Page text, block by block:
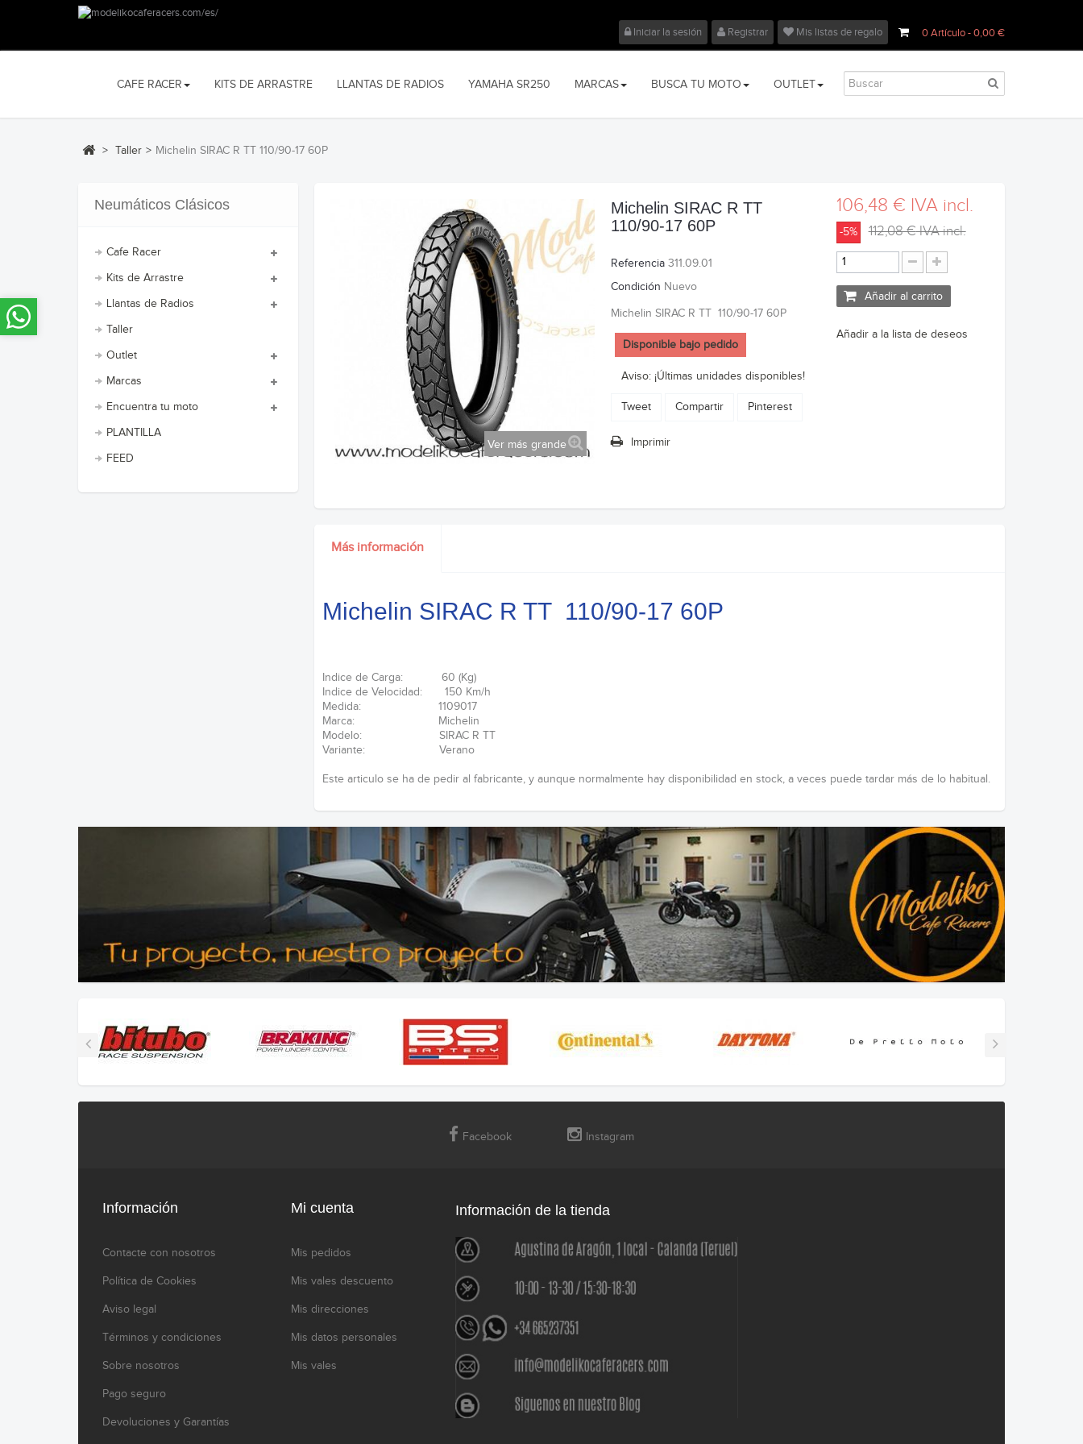
0Artículo- 0,00 €
Iniciar la sesión Registrar Mis listas de regalo
CAFE RACER KITS DE ARRASTRE LLANTAS DE RADIOS YAMAHA SR250 MARCAS BUSCA TU MOTO OUTLET
> Taller > Michelin SIRAC R TT 110/90-17 60P
Neumáticos Clásicos
Cafe Racer
Kits de Arrastre
Llantas de Radios
Taller
Outlet
Marcas
Encuentra tu moto
PLANTILLA
FEED
Ver más grande
Michelin SIRAC R TT
110/90-17 60P
Referencia 311.09.01
Condición Nuevo
Michelin SIRAC R TT 110/90-17 60P
Disponible bajo pedido
Aviso: ¡Últimas unidades disponibles!
Tweet Compartir Pinterest
Imprimir
106,48 € IVA incl.
-5% 112,08 €IVA incl.
Añadir al carrito
Añadir a la lista de deseos
Más información
Michelin SIRAC R TT 110/90-17 60P
Indice de Carga: 60 (Kg)
Indice de Velocidad: 150 Km/h
Medida: 1109017
Marca: Michelin
Modelo: SIRAC R TT
Variante: Verano
Este articulo se ha de pedir al fabricante, y aunque normalmente hay disponibilidad en stock, a veces puede tardar más de lo habitual.
Facebook Instagram
Información
Contacte con nosotros
Política de Cookies
Aviso legal
Términos y condiciones
Sobre nosotros
Pago seguro
Devoluciones y Garantías
Mi cuenta
Mis pedidos
Mis vales descuento
Mis direcciones
Mis datos personales
Mis vales
Información de la tienda